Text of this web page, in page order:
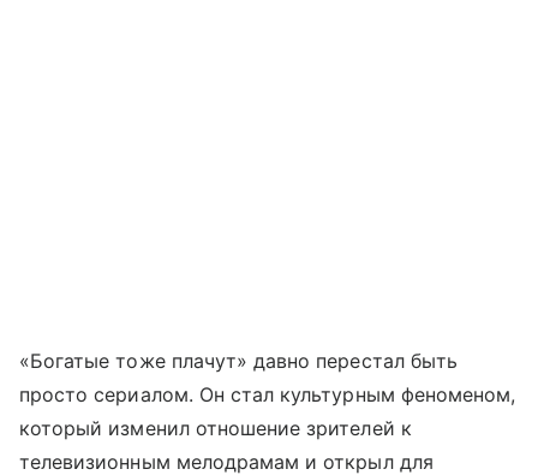
«Богатые тоже плачут» давно перестал быть
просто сериалом. Он стал культурным феноменом,
который изменил отношение зрителей к
телевизионным мелодрамам и открыл для